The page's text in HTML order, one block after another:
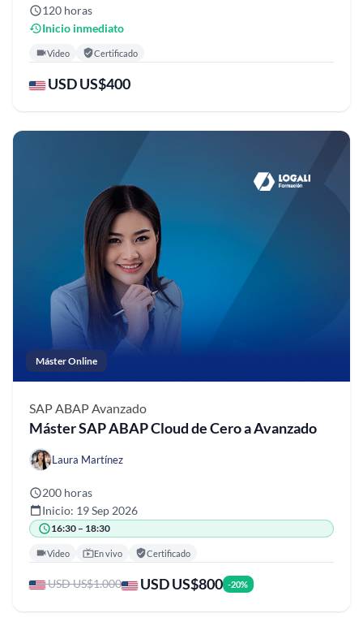
120 horas
Inicio inmediato
Video Certificado
USD US$400
Máster Online
SAP ABAPAvanzado
Máster SAP ABAP Cloud de Cero a Avanzado
Laura Martínez
200 horas
Inicio: 19 Sep 2026
16:30 – 18:30
Video En vivo Certificado
USD US$1.000 USD US$800 -20%